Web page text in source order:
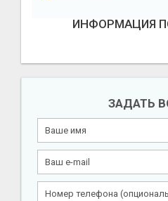
ИНФОРМАЦИЯ
ЗАДАТЬ